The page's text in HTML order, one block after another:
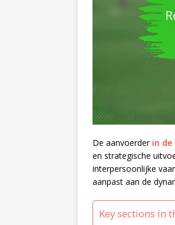
De aanvoerder in de
en strategische
interpersoonlijke
aanpast aan de
Key sections in